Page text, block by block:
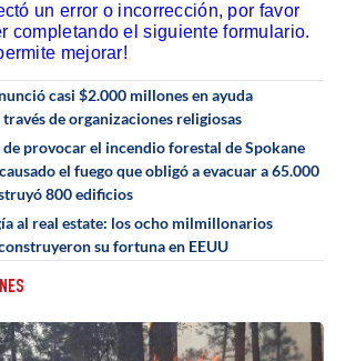
un error o incorrección, por favor
completando el siguiente formulario.
mejorar!
casi $2.000 millones en ayuda
de organizaciones religiosas
de provocar el incendio forestal de Spokane
el fuego que obligó a evacuar a 65.000
800 edificios
al real estate: los ocho milmillonarios
su fortuna en EEUU